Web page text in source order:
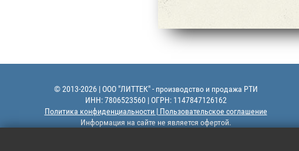
© 2013-2026 | ООО "ЛИТТЕК" - производство и продажа РТИ
ИНН: 7806523560 | ОГРН: 1147847126162
Политика конфиденциальности | Пользовательское соглашение
Информация на сайте не является офертой.